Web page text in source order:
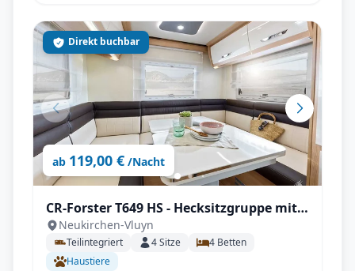
ab 119,00 € /Nacht
Direkt buchbar
CR-Forster T649 HS - Hecksitzgruppe mit
SATNeukirchen-Vluyn
Teilintegriert 4Sitze 4 Betten
Haustiere